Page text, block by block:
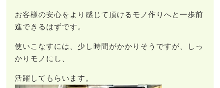
お客様の安心をより感じて頂けるモノ作りへと一歩前
進できるはずです。
使いこなすには、少し時間がかかりそうですが、しっ
かりモノにし、
活躍してもらいます。